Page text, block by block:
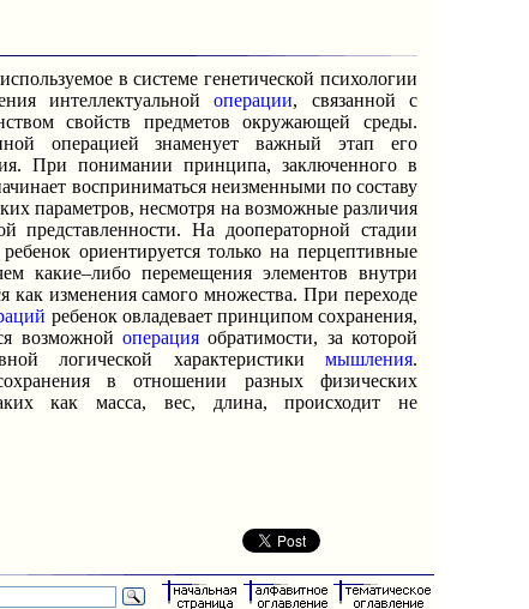
в системе генетической психологии
интеллектуальнойоперации, связанной с
свойств предметов окружающей среды.
операцией знаменует важный этап его
При понимании принципа, заключенного в
восприниматься неизменными по составу
параметров, несмотря на возможные различия
представленности. На дооператорной стадии
ориентируется только на перцептивные
какие–либо перемещения элементов внутри
как изменения самого множества. При переходе
ребенок овладевает принципом сохранения,
возможной операцияобратимости, за которой
логической характеристики мышления.
в отношении разных физических
как масса, вес, длина, происходит не